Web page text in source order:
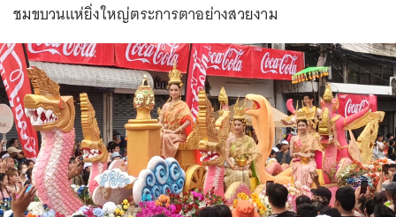
ชมขบวนแห่ยิ่งใหญ่ตระการตาอย่างสวยงาม